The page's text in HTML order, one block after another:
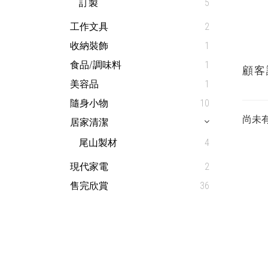
訂製
5
工作文具
2
收納裝飾
1
食品/調味料
1
美容品
1
隨身小物
10
居家清潔
尾山製材
4
現代家電
2
售完欣賞
36
顧
尚未